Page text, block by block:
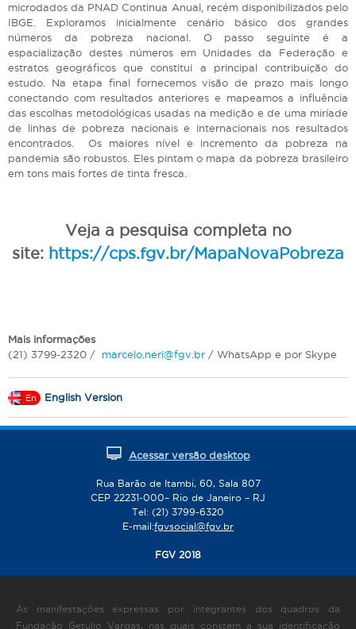
microdados da PNAD Continua Anual, recém disponibilizados pelo
IBGE. Exploramos inicialmente cenário básico dos grandes
números da pobreza nacional. O passo seguinte é a
espacialização destes números em Unidades da Federação e
estratos geográficos que constitui a principal contribuição do
estudo. Na etapa final fornecemos visão de prazo mais longo
conectando com resultados anteriores e mapeamos a influência
das escolhas metodológicas usadas na medição e de uma miríade
de linhas de pobreza nacionais e internacionais nos resultados
encontrados. Os maiores nível e incremento da pobreza na
pandemia são robustos. Eles pintam o mapa da pobreza brasileiro
em tons mais fortes de tinta fresca.
Veja a pesquisa completa no
site: https://cps.fgv.br/MapaNovaPobreza
Mais informações
(21) 3799-2320 / marcelo.neri@fgv.br / WhatsApp e por Skype
En English Version
Acessar versão desktop
Rua Barão de Itambi, 60, Sala 807
CEP 22231-000– Rio de Janeiro – RJ
Tel: (21) 3799-6320
E-mail:fgvsocial@fgv.br
FGV 2018
As manifestações expressas por integrantes dos quadros da
Fundação Getulio Vargas, nas quais constem a sua identificação